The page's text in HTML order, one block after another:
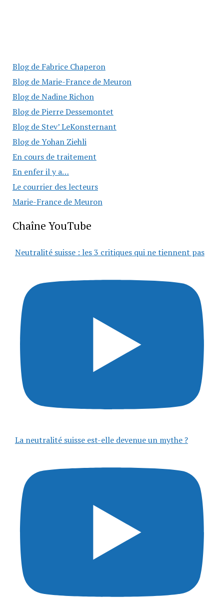
Blog de Fabrice Chaperon
Blog de Marie-France de Meuron
Blog de Nadine Richon
Blog de Pierre Dessemontet
Blog de Stev’ LeKonsternant
Blog de Yohan Ziehli
En cours de traitement
En enfer il y a…
Le courrier des lecteurs
Marie-France de Meuron
Chaîne YouTube
Neutralité suisse : les 3 critiques qui ne tiennent pas
La neutralité suisse est-elle devenue un mythe ?